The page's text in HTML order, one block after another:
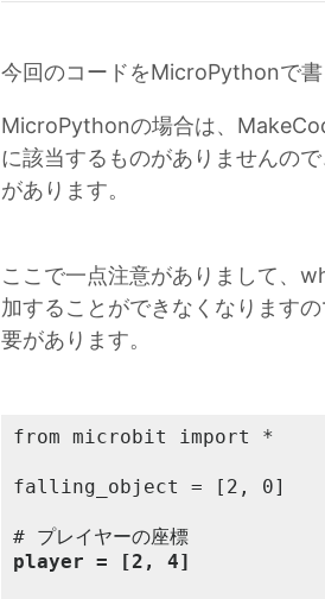
今回のコードをMicroPythonで書
MicroPythonの場合は、
に該当するものがありませんの
があります。
ここで一点注意がありまして、
加することができなくなります
要があります。
from microbit import *
falling_object = [2, 0]
player = [2, 4]